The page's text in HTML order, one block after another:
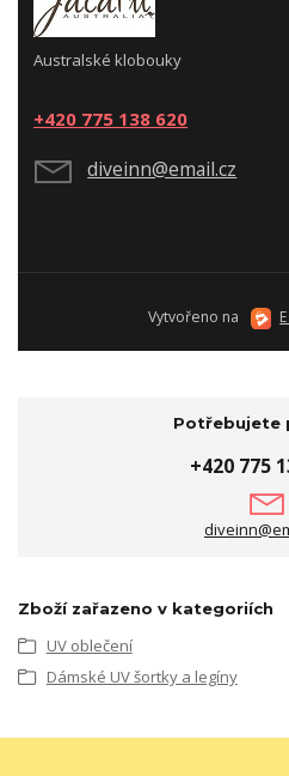
Australské klobouky
+420 775 138 620
diveinn@email.cz
Vytvořeno na
Potřebujete
+420 775
Zboží zařazeno v kategoriích
UV oblečení
Dámské UV šortky a legíny